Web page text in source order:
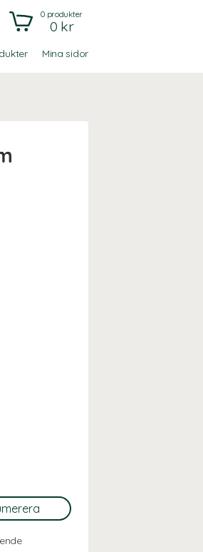
0produkter
0 kr
Mina sidor